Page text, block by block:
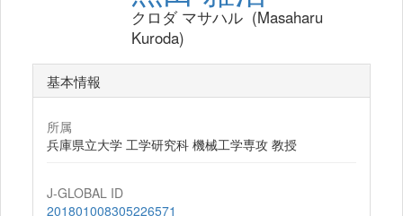
クロダ マサハル (Masaharu
Kuroda)
基本情報
所属
兵庫県立大学 工学研究科 機械工学専攻 教授
J-GLOBAL ID
201801008305226571